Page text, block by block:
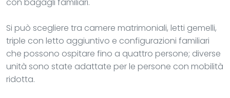
Si può scegliere tra camere matrimoniali, letti gemelli,
triple con letto aggiuntivo e configurazioni familiari
che possono ospitare fino a quattro persone; diverse
unità sono state adattate per le persone con mobilità
ridotta.